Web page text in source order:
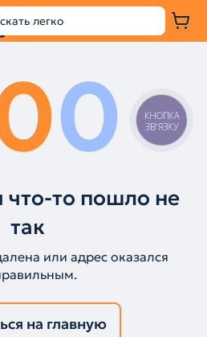
0
что-то пошло не
так
или адрес оказался
на главную
КНОПКА
ЗВ'ЯЗКУ